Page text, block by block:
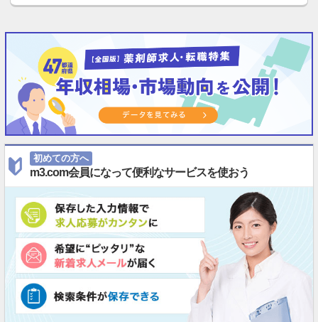
初めての方へ
m3.com会員になって便利なサービスを使おう